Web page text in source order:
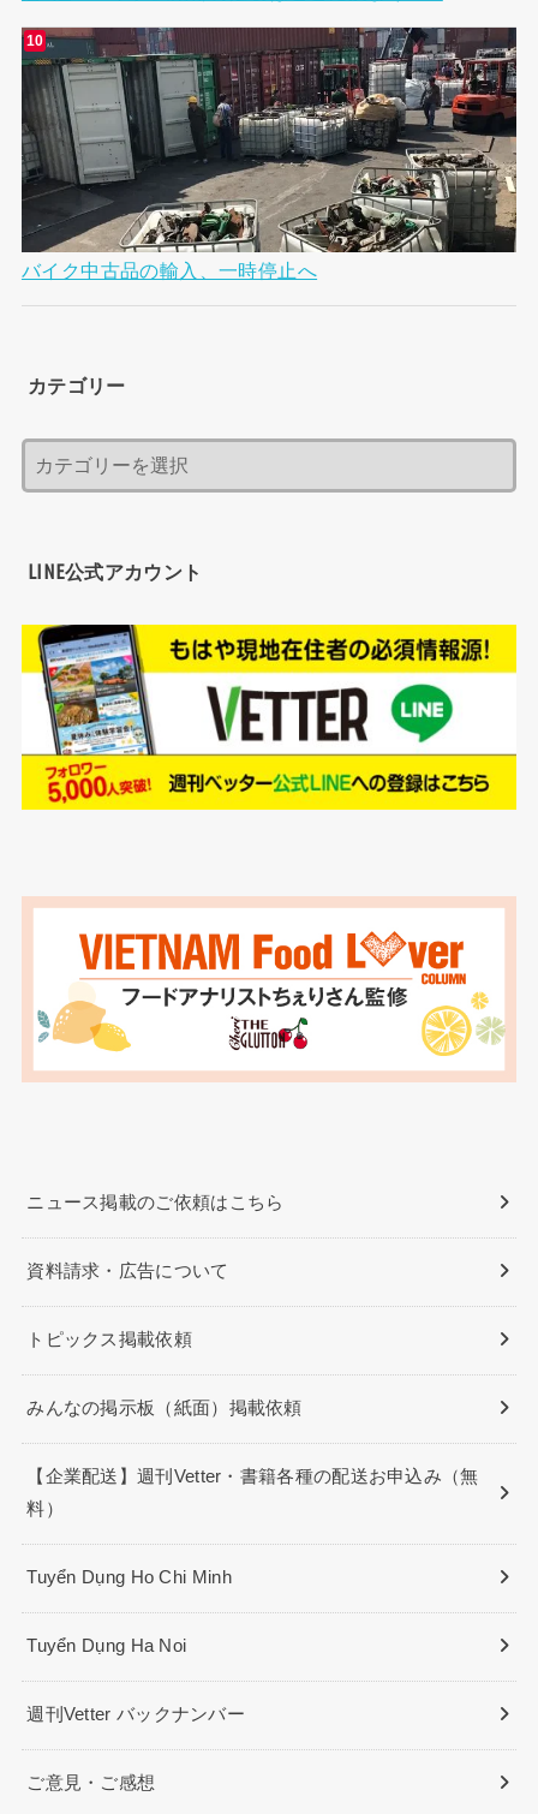
バイク中古品の輸入、一時停止へ
カテゴリー
LINE公式アカウント
ニュース掲載のご依頼はこちら
資料請求・広告について
トピックス掲載依頼
みんなの掲示板（紙面）掲載依頼
【企業配送】週刊Vetter・書籍各種の配送お申込み（無
料）
Tuyển Dụng Ho Chi Minh
Tuyển Dụng Ha Noi
週刊Vetter バックナンバー
ご意見・ご感想